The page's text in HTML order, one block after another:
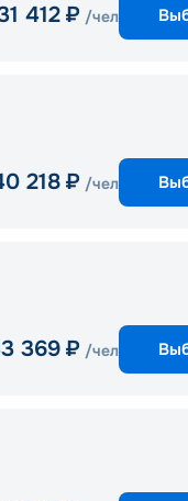
412₽ /чел
218₽ /чел
369 ₽ /чел